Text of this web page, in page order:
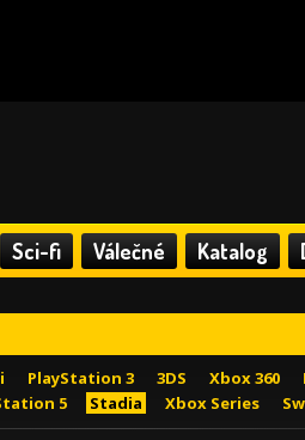
Sci-fi Válečné Katalog
PlayStation 3 3DS Xbox 360
5 Stadia Xbox Series